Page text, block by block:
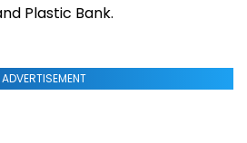
Plastic Bank.
ADVERTISEMENT